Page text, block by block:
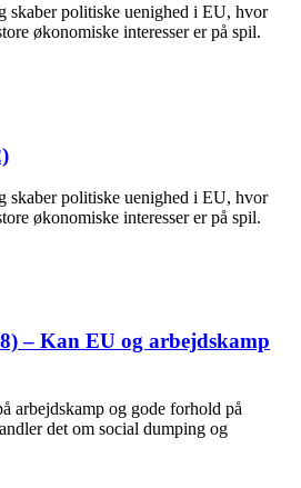
skaber politiske uenighed i EU, hvor
økonomiske interesser er på spil.
skaber politiske uenighed i EU, hvor
økonomiske interesser er på spil.
– Kan EU og arbejdskamp
arbejdskamp og gode forhold på
det om social dumping og